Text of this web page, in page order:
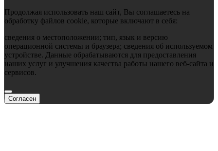
Продолжая использовать наш сайт, Вы соглашаетесь на
обработку файлов cookie, которые включают в себя:
сведения о местоположении; тип, язык и версию
операционной системы и браузера; сведения об используемом
устройстве. Данные обрабатываются для предоставления
наших услуг и улучшения качества работы нашего веб-сайта и
сервисов.
Согласен